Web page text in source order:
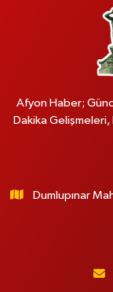
Afyon Haber;
Dakika Gelişmeleri,
Dumlupınar